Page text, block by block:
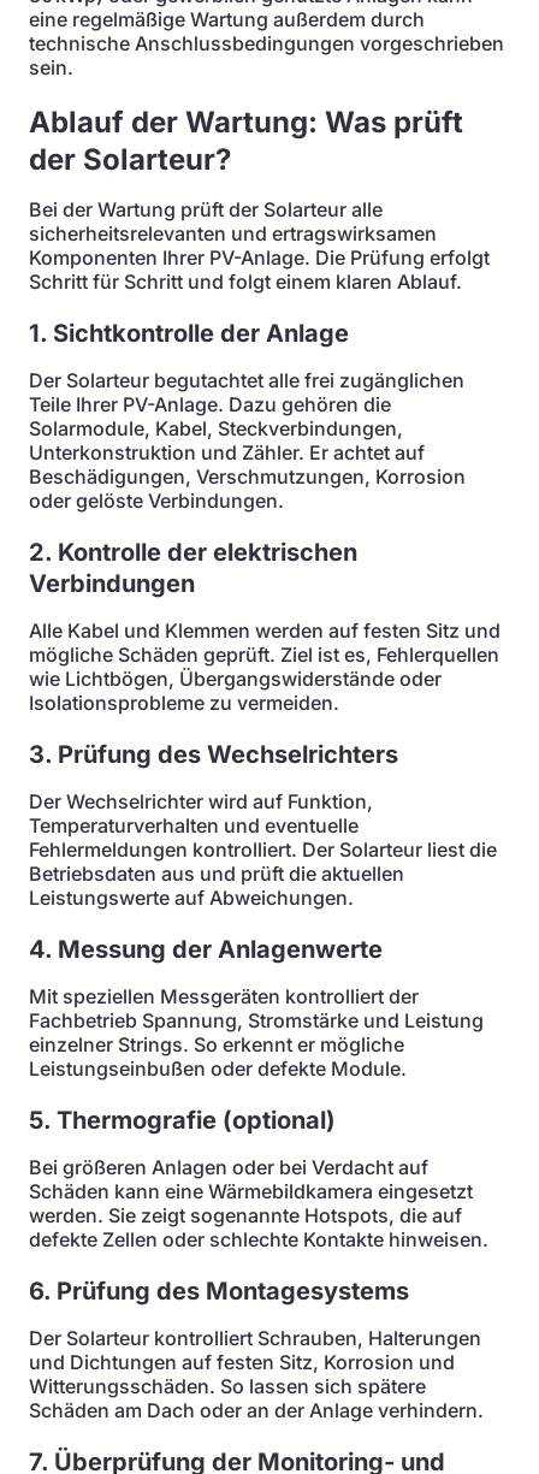
eine regelmäßige Wartung außerdem durch
technische Anschlussbedingungen vorgeschrieben
sein.
Ablauf der Wartung: Was prüft
der Solarteur?
Bei der Wartung prüft der Solarteur alle
sicherheitsrelevanten und ertragswirksamen
Komponenten Ihrer PV-Anlage. Die Prüfung erfolgt
Schritt für Schritt und folgt einem klaren Ablauf.
1. Sichtkontrolle der Anlage
Der Solarteur begutachtet alle frei zugänglichen
Teile Ihrer PV-Anlage. Dazu gehören die
Solarmodule, Kabel, Steckverbindungen,
Unterkonstruktion und Zähler. Er achtet auf
Beschädigungen, Verschmutzungen, Korrosion
oder gelöste Verbindungen.
2. Kontrolle der elektrischen
Verbindungen
Alle Kabel und Klemmen werden auf festen Sitz und
mögliche Schäden geprüft. Ziel ist es, Fehlerquellen
wie Lichtbögen, Übergangswiderstände oder
Isolationsprobleme zu vermeiden.
3. Prüfung des Wechselrichters
Der Wechselrichter wird auf Funktion,
Temperaturverhalten und eventuelle
Fehlermeldungen kontrolliert. Der Solarteur liest die
Betriebsdaten aus und prüft die aktuellen
Leistungswerte auf Abweichungen.
4. Messung der Anlagenwerte
Mit speziellen Messgeräten kontrolliert der
Fachbetrieb Spannung, Stromstärke und Leistung
einzelner Strings. So erkennt er mögliche
Leistungseinbußen oder defekte Module.
5. Thermografie (optional)
Bei größeren Anlagen oder bei Verdacht auf
Schäden kann eine Wärmebildkamera eingesetzt
werden. Sie zeigt sogenannte Hotspots, die auf
defekte Zellen oder schlechte Kontakte hinweisen.
6. Prüfung des Montagesystems
Der Solarteur kontrolliert Schrauben, Halterungen
und Dichtungen auf festen Sitz, Korrosion und
Witterungsschäden. So lassen sich spätere
Schäden am Dach oder an der Anlage verhindern.
7. Überprüfung der Monitoring- und